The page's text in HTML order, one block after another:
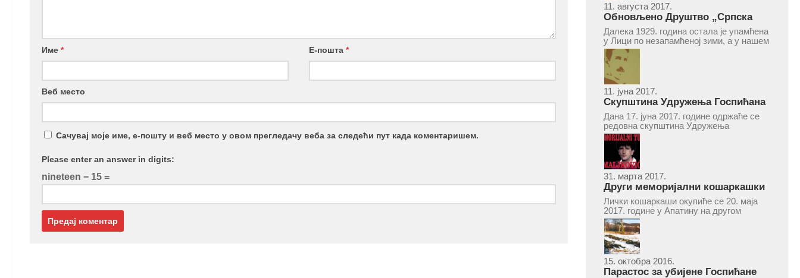
Име * Е-пошта*
Веб место
Сачувај моје име, е-пошту и веб место у овом прегледачу веба за следећи пут када коментаришем.
Please enter an answer in digits:
nineteen − 15 =
11. августа 2017.
Обновљено Друштво „Српска
народна читаоница и књижница“
у Врепцу
Далека 1929. година остала је упамћена
у Лици по незапамћеној зими, а у нашем
Врепцу и по оснивању Друштва „Српска
народна читаоница и књижница у
Врепцу“. Потакнути потребом за
културним и духовним уздизањем
група...
11. јуна 2017.
Скупштина Удружења Госпићана
„Никола Тесла“ у суботу 17. јуна
2017.
Дана 17. јуна 2017. године одржаће се
редовна скупштина Удружења
Госпићана „Никола Тесла“ Београд.
Скупштина ће се одржати у простору
ресторана „Тесла“, Савски трг бр. 9
Београд, у 11 часова. За Скупштину је
предложен...
31. марта 2017.
Други меморијални кошаркашки
турнир „Милан Маљковић
Маљак“ у Апатину 20. маја 2017.
Лички кошаркаши окупиће се 20. маја
2017. године у Апатину на другом
меморијалном кошаркашком турниру
„Милан Маљковић Маљак“. Као и
прошле године, учествоваће екипе
Госпића, Личког Осика, Плашког, као и
комбинована екипа кошаркаша из...
15. октобра 2016.
Парастос за убијене Госпићане